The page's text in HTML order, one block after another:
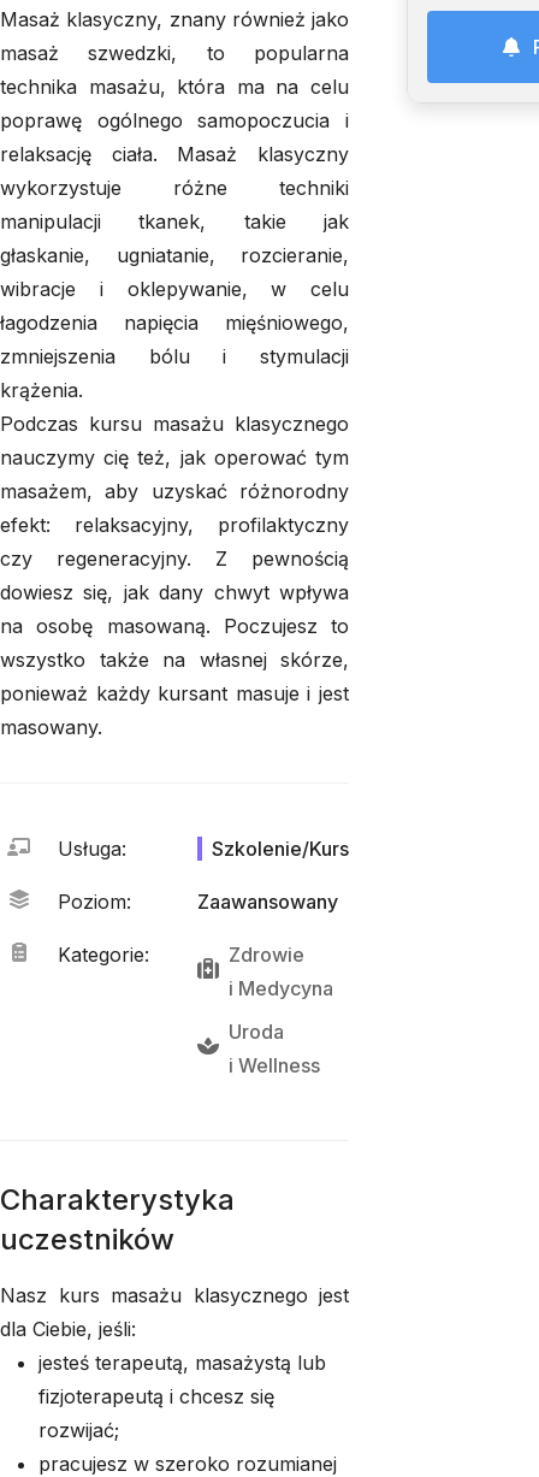
Masaż klasyczny, znany również jako
masaż szwedzki, to popularna
technika masażu, która ma na celu
poprawę ogólnego samopoczucia i
relaksację ciała. Masaż klasyczny
wykorzystuje różne techniki
manipulacji tkanek, takie jak
głaskanie, ugniatanie, rozcieranie,
wibracje i oklepywanie, w celu
łagodzenia napięcia mięśniowego,
zmniejszenia bólu i stymulacji
krążenia.
Podczas kursu masażu klasycznego
nauczymy cię też, jak operować tym
masażem, aby uzyskać różnorodny
efekt: relaksacyjny, profilaktyczny
czy regeneracyjny. Z pewnością
dowiesz się, jak dany chwyt wpływa
na osobę masowaną. Poczujesz to
wszystko także na własnej skórze,
ponieważ każdy kursant masuje i jest
masowany.
Usługa: Szkolenie/Kurs
Poziom: Zaawansowany
Kategorie:
Zdrowie
i Medycyna
Uroda
i Wellness
Charakterystyka
uczestników
Nasz kurs masażu klasycznego jest
dla Ciebie, jeśli:
jesteś terapeutą, masażystą lub
fizjoterapeutą i chcesz się
rozwijać;
pracujesz w szeroko rozumianej